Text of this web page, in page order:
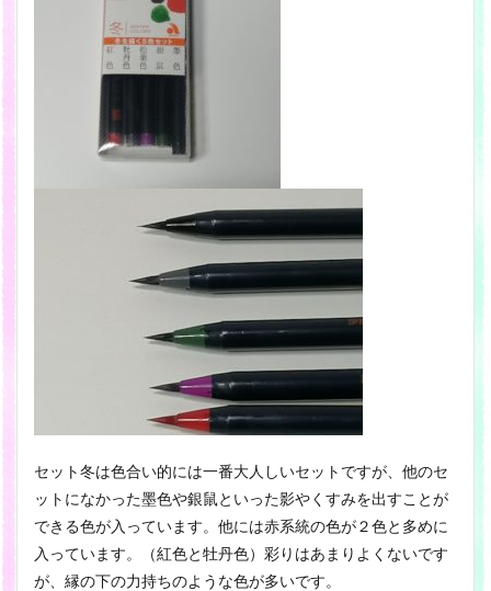
セット冬は色合い的には一番大人しいセットですが、他のセ
ットになかった墨色や銀鼠といった影やくすみを出すことが
できる色が入っています。他には赤系統の色が２色と多めに
入っています。（紅色と牡丹色）彩りはあまりよくないです
が、縁の下の力持ちのような色が多いです。